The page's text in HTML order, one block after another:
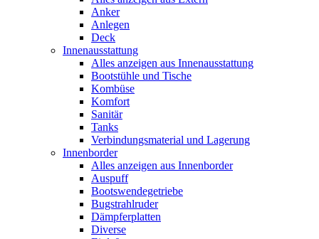
Anker
Anlegen
Deck
Innenausstattung
Alles anzeigen aus Innenausstattung
Bootstühle und Tische
Kombüse
Komfort
Sanitär
Tanks
Verbindungsmaterial und Lagerung
Innenborder
Alles anzeigen aus Innenborder
Auspuff
Bootswendegetriebe
Bugstrahlruder
Dämpferplatten
Diverse